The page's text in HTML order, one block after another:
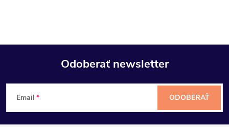
Z
á
Odoberať newsletter
Email ODOBERAŤ